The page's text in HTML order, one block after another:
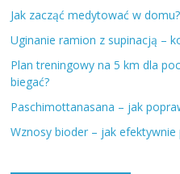
Jak zacząć medytować w
Uginanie ramion z supinacją –
Plan treningowy na 5 km dla
biegać?
Paschimottanasana – jak
Wznosy bioder – jak efektywnie